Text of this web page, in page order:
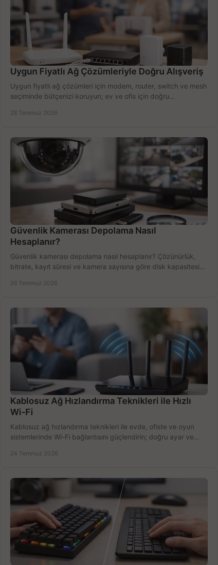
Uygun Fiyatlı Ağ Çözümleriyle Doğru Alışveriş
Uygun fiyatlı ağ çözümleri için modem, router, switch ve mesh
seçiminde bütçenizi koruyun; ev ve ofis için doğru
28 Temmuz 2026
Güvenlik Kamerası Depolama Nasıl
Hesaplanır?
Güvenlik kamerası depolama nasıl hesaplanır? Çözünürlük,
bitrate, kayıt süresi ve kamera sayısına göre disk kapasitesini
26 Temmuz 2026
Kablosuz Ağ Hızlandırma Teknikleri ile Hızlı
Wi-Fi
Kablosuz ağ hızlandırma teknikleri ile evde, ofiste ve oyun
sistemlerinde Wi-Fi bağlantısını güçlendirin; doğru ayar ve
24 Temmuz 2026